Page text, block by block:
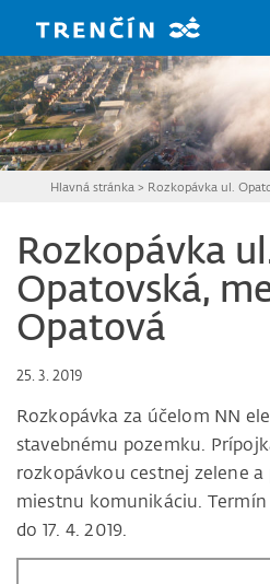
Hlavná stránka > Rozkopávka ul.
Rozkopávka
Opatovská,
Opatová
25. 3. 2019
Rozkopávka za účelom NN
stavebnému pozemku.
rozkopávkou cestnej zelene
miestnu komunikáciu. Termín
do 17. 4. 2019.